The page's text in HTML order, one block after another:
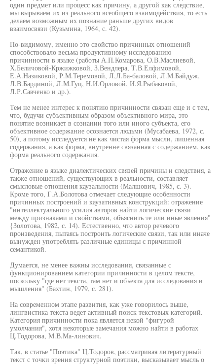
один предмет или процесс как причину, а другой как следствие,
мы вырываем их из реального всеобщего взаимодействия, то есть
делаем возможным их познание раньше других видов
взаимосвязи (Кузьмина, 1964, с. 42).
По-видимому, именно это свойство причинных отношений
способствовало весьма продуктивному исследованию
причинности в языке (работы А.П.Комарова, О.В.Маслиевой,
Х.Беличовой-Кржижковой, З.Вендлера, Т.В.Елфимовой,
Е.А.Назиковой, Р.М.Теремовой, Л,Л.Ба-баловой, Л.М.Байдуж,
Л.В.Бардиной, Л.М.Гуц, Н.И.Орловой, И.Я.Рыбаковой,
Л.Р.Савченко и др.).
Тем не менее интерес к понятию причинности связан еще и с тем,
что, будучи субъективным образом объективного мира, это
понятие возникает в сознании того или иного субъекта, его
объективное содержание осознается людьми (Мусабаева, 1972, с.
50), а потому исследуется не как чистая форма мысли, лишенная
содержания, а как форма, внутренне связанная с содержанием, как
форма реального содержания.
Отражение в языке диалектических связей причины и следствия, а
также отношений, существующих в реальности, составляет
смысловые отношения каузальности (Малшович, 1985, с. 3).
Кроме того, Г.А.Болотова отмечает следующие особенности
причинных построений и каузативных конструкций: отражение
"интеллектуального усилия авторов найти логические связи
между признаками и свойствами, объяснить те или иные явления"
{Золотова, 1982, с. 14). Естественно, что автор речевого
произведения, пытаясь построить логические связи, так или иначе
вынужден употреблять различные единицы с причинной
семантикой.
Думается, не менее важны исследования, связанные с
функционированием категории причинности в целом тексте,
поскольку "где нет текста, там нет и объекта для исследования и
мышления" (Бахтин, 1979, с. 281).
На современном этапе развития, как уже говорилось выше,
лингвистика текста ведет активный поиск текстовых категорий.
Категория причинности пока является некой "фигурой
умолчания", хотя некоторые замечания можно найти в работах
Ц.Тодорова, М.В.Ма-линович.
Так, в статье "Поэтика" Ц.Тодоров, рассматривая литературный
текст с точки зрения структурной поэтики, высказывает мысль о